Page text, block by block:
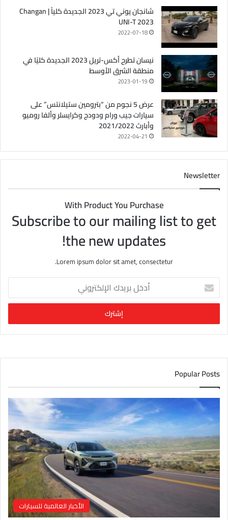
شانجان يوني تي 2023 الجديدة كلياً | Changan
UNI-T 2023
2022-07-18
نيسان تطرح أكس-تريل 2023 الجديدة كليًا في
منطقة الشرق الأوسط
2023-01-19
عرض 5 نجوم من “بترومين ستيلانتس” على
سيارات جيب ورام ودودج وكرايسلر وألفا روميو
وأبارث 2021/2022
2022-04-21
Newsletter
With Product You Purchase
Subscribe to our mailing list to get
the new updates!
Lorem ipsum dolor sit amet, consectetur.
خ
ب
ر
د
ا
ل
إ
ل
ك
ت
ر
و
ن
ي
Popular Posts
الأخبار العالمية للسيارات